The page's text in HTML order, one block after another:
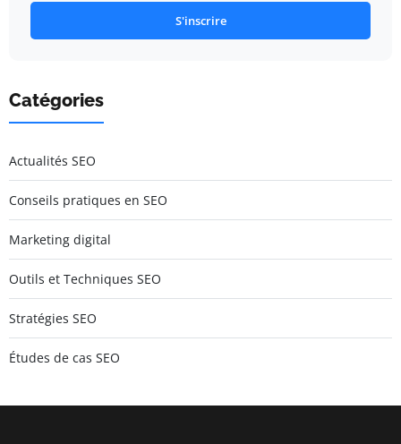
S'inscrire
Catégories
Actualités SEO
Conseils pratiques en SEO
Marketing digital
Outils et Techniques SEO
Stratégies SEO
Études de cas SEO